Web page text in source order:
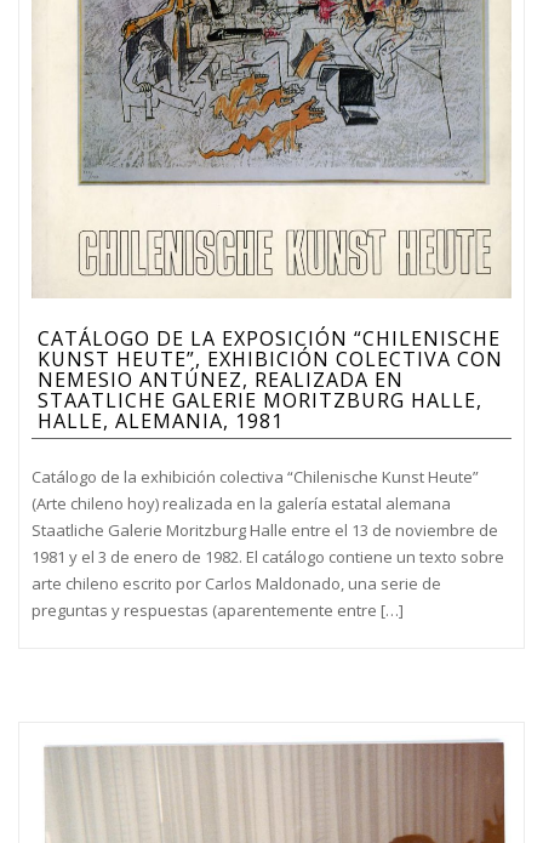
CATÁLOGO DE LA EXPOSICIÓN “CHILENISCHE
KUNST HEUTE”, EXHIBICIÓN COLECTIVA CON
NEMESIO ANTÚNEZ, REALIZADA EN
STAATLICHE GALERIE MORITZBURG HALLE,
HALLE, ALEMANIA, 1981
Catálogo de la exhibición colectiva “Chilenische Kunst Heute”
(Arte chileno hoy) realizada en la galería estatal alemana
Staatliche Galerie Moritzburg Halle entre el 13 de noviembre de
1981 y el 3 de enero de 1982. El catálogo contiene un texto sobre
arte chileno escrito por Carlos Maldonado, una serie de
preguntas y respuestas (aparentemente entre […]